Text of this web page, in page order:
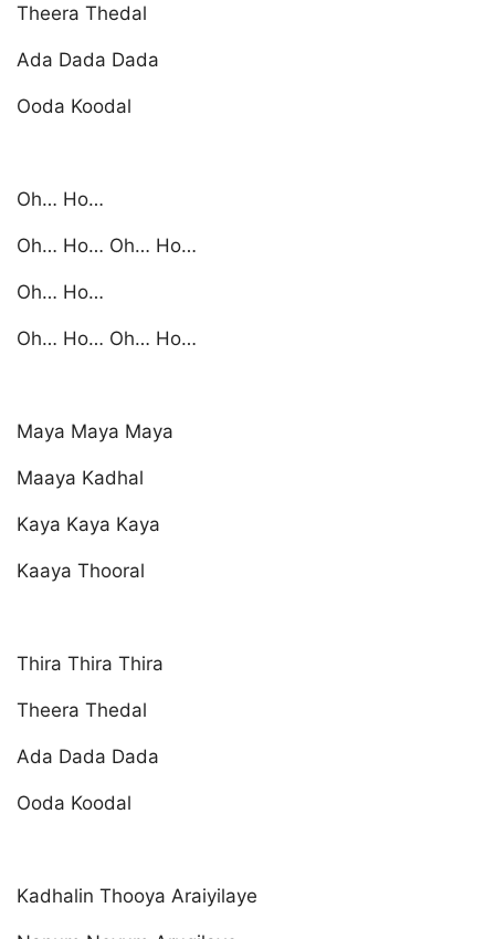
Theera Thedal
Ada Dada Dada
Ooda Koodal
Oh… Ho…
Oh… Ho… Oh… Ho…
Oh… Ho…
Oh… Ho… Oh… Ho…
Maya Maya Maya
Maaya Kadhal
Kaya Kaya Kaya
Kaaya Thooral
Thira Thira Thira
Theera Thedal
Ada Dada Dada
Ooda Koodal
Kadhalin Thooya Araiyilaye